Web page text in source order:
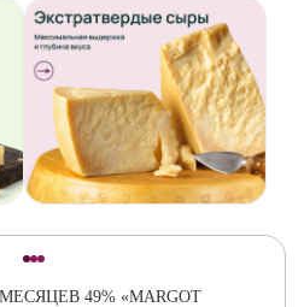
49% «MARGOT